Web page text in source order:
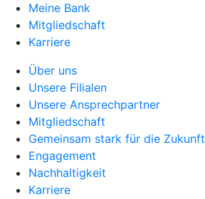
Meine Bank
Mitgliedschaft
Karriere
Über uns
Unsere Filialen
Unsere Ansprechpartner
Mitgliedschaft
Gemeinsam stark für die Zukunft
Engagement
Nachhaltigkeit
Karriere